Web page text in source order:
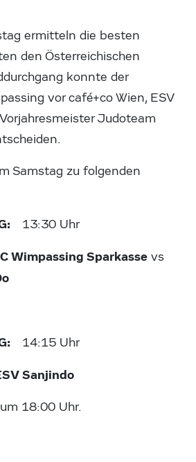
ermitteln die besten
den Österreichischen
konnte der
vor café+co Wien, ESV
Judoteam
Samstag zu folgenden
13:30 Uhr
Sparkasse vs
14:15 Uhr
Sanjindo
18:00 Uhr.